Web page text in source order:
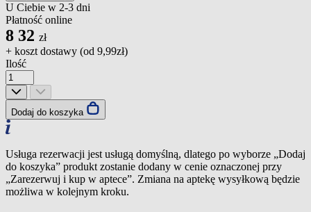
U Ciebie w 2-3 dni
Płatność online
8 32 zł
+ koszt dostawy (od 9,99zł)
Ilość
Dodaj do koszyka
Usługa rezerwacji jest usługą domyślną, dlatego po wyborze „Dodaj
do koszyka” produkt zostanie dodany w cenie oznaczonej przy
„Zarezerwuj i kup w aptece”. Zmiana na aptekę wysyłkową będzie
możliwa w kolejnym kroku.